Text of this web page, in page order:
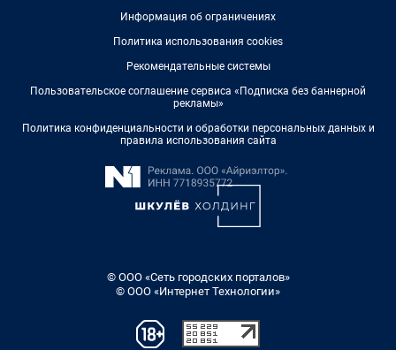
Информация об ограничениях
Политика использования cookies
Рекомендательные системы
Пользовательское соглашение сервиса «Подписка без баннерной
рекламы»
Политика конфиденциальности и обработки персональных данных и
правила использования сайта
© ООО «Сеть городских порталов»
© ООО «Интернет Технологии»